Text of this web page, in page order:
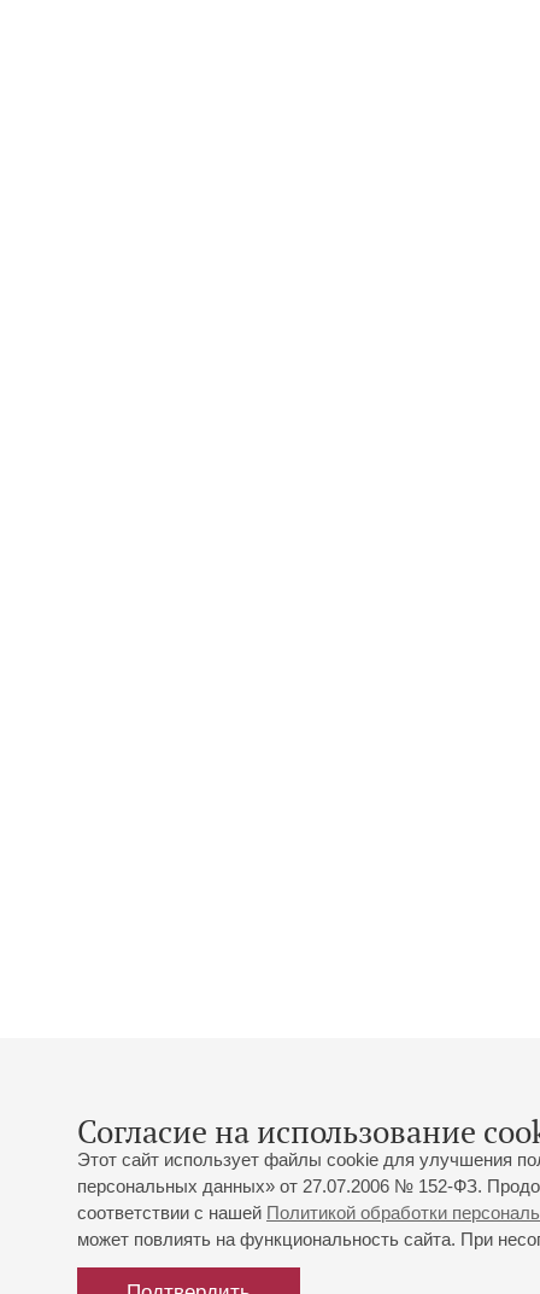
Согласие на использование
Этот сайт использует файлы cookie для улучшения
персональных данных» от 27.07.2006 № 152-ФЗ.
соответствии с нашей Политикой обработки
может повлиять на функциональность сайта. При